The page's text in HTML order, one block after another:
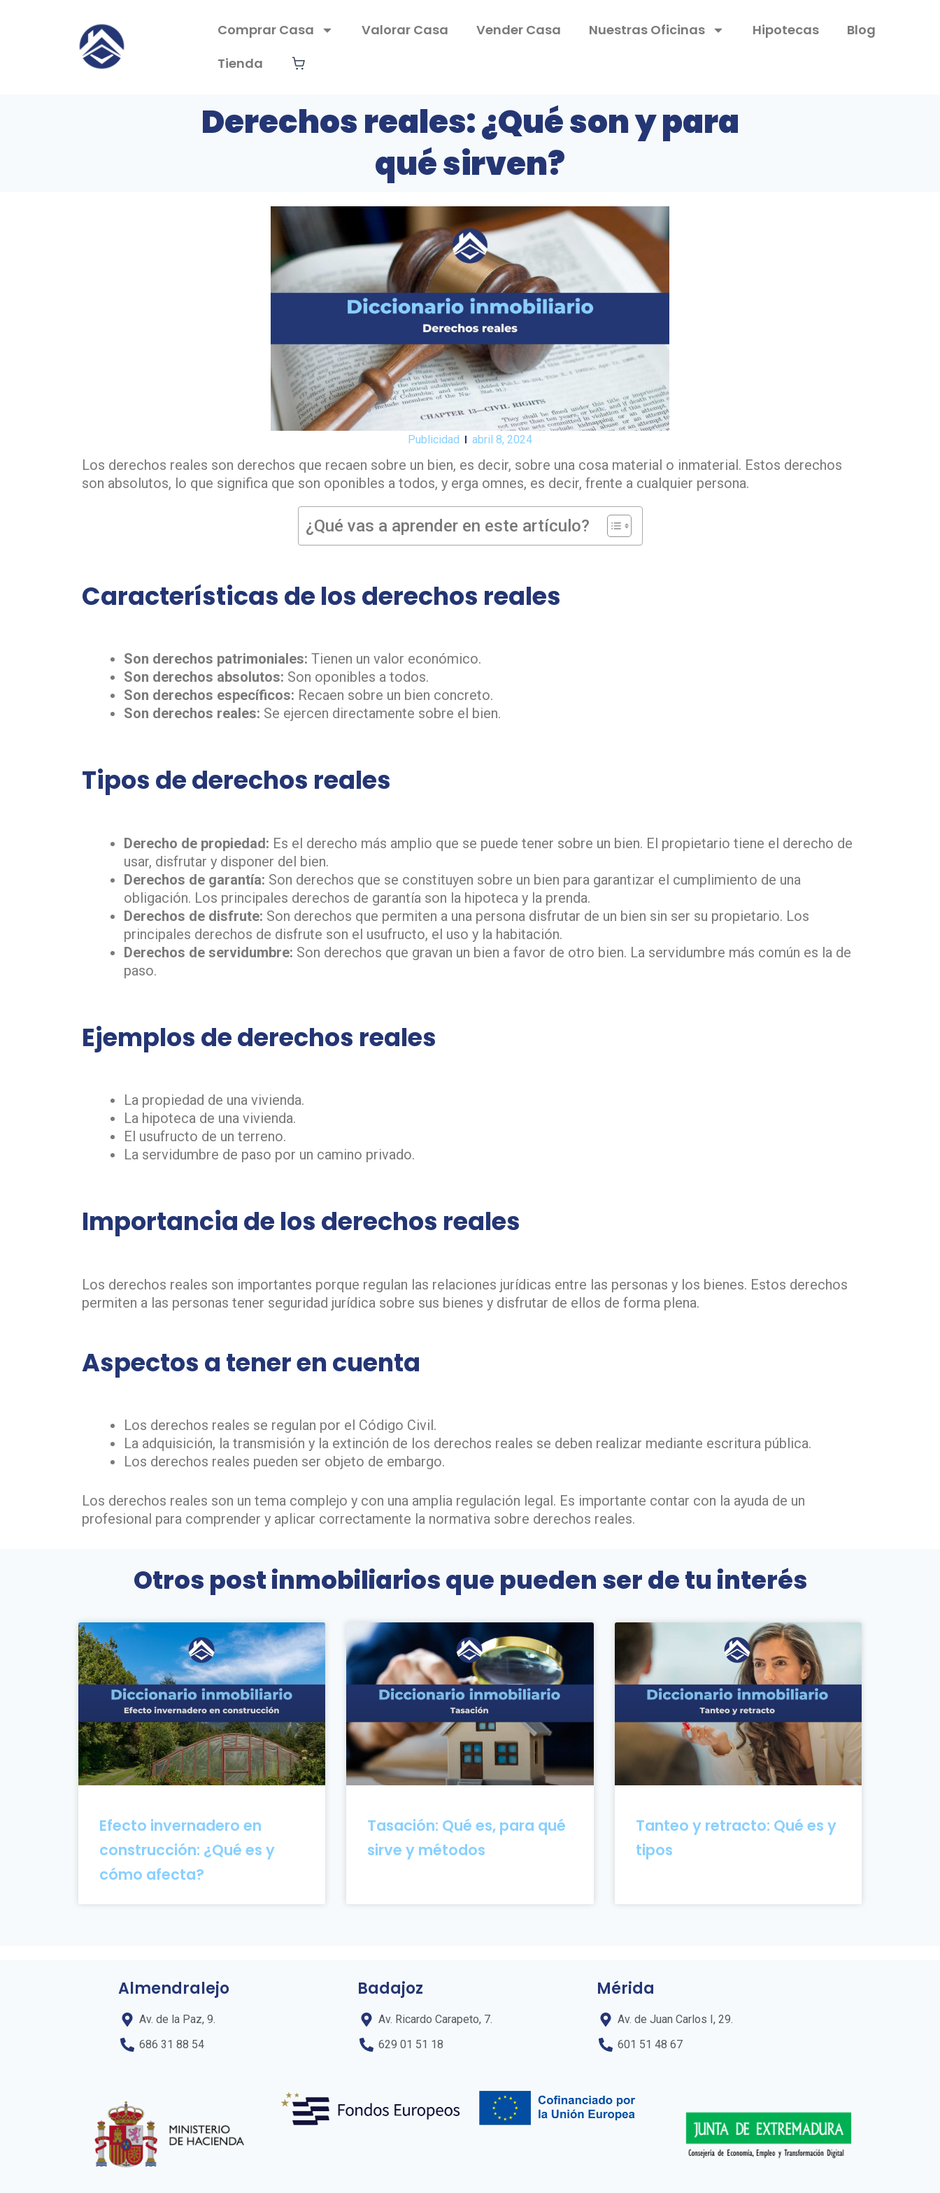
Comprar Casa Valorar Casa Vender Casa Nuestras Oficinas Hipotecas
Blog
Tienda
Derechos reales: ¿Qué son y para
qué sirven?
Publicidad abril 8, 2024
Los derechos reales son derechos que recaen sobre un bien, es decir, sobre una cosa material o inmaterial. Estos derechos
son absolutos, lo que significa que son oponibles a todos, y erga omnes, es decir, frente a cualquier persona.
¿Qué vas a aprender en este artículo?
Características de los derechos reales
Son derechos patrimoniales: Tienen un valor económico.
Son derechos absolutos: Son oponibles a todos.
Son derechos específicos: Recaen sobre un bien concreto.
Son derechos reales: Se ejercen directamente sobre el bien.
Tipos de derechos reales
Derecho de propiedad: Es el derecho más amplio que se puede tener sobre un bien. El propietario tiene el derecho de
usar, disfrutar y disponer del bien.
Derechos de garantía: Son derechos que se constituyen sobre un bien para garantizar el cumplimiento de una
obligación. Los principales derechos de garantía son la hipoteca y la prenda.
Derechos de disfrute: Son derechos que permiten a una persona disfrutar de un bien sin ser su propietario. Los
principales derechos de disfrute son el usufructo, el uso y la habitación.
Derechos de servidumbre: Son derechos que gravan un bien a favor de otro bien. La servidumbre más común es la de
paso.
Ejemplos de derechos reales
La propiedad de una vivienda.
La hipoteca de una vivienda.
El usufructo de un terreno.
La servidumbre de paso por un camino privado.
Importancia de los derechos reales
Los derechos reales son importantes porque regulan las relaciones jurídicas entre las personas y los bienes. Estos derechos
permiten a las personas tener seguridad jurídica sobre sus bienes y disfrutar de ellos de forma plena.
Aspectos a tener en cuenta
Los derechos reales se regulan por el Código Civil.
La adquisición, la transmisión y la extinción de los derechos reales se deben realizar mediante escritura pública.
Los derechos reales pueden ser objeto de embargo.
Los derechos reales son un tema complejo y con una amplia regulación legal. Es importante contar con la ayuda de un
profesional para comprender y aplicar correctamente la normativa sobre derechos reales.
Otros post inmobiliarios que pueden ser de tu interés
Efecto invernadero en
construcción: ¿Qué es y
cómo afecta?
Tasación: Qué es, para qué
sirve y métodos
Tanteo y retracto: Qué es y
tipos
Almendralejo
Av. de la Paz, 9.
686 31 88 54
Badajoz
Av. Ricardo Carapeto, 7.
629 01 51 18
Mérida
Av. de Juan Carlos I, 29.
601 51 48 67